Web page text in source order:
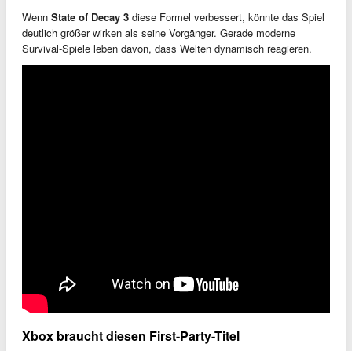
Wenn State of Decay 3 diese Formel verbessert, könnte das Spiel
deutlich größer wirken als seine Vorgänger. Gerade moderne
Survival-Spiele leben davon, dass Welten dynamisch reagieren.
Xbox braucht diesen First-Party-Titel